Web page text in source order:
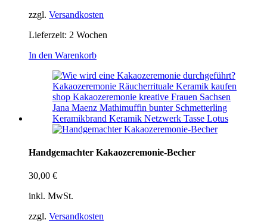
zzgl. Versandkosten
Lieferzeit: 2 Wochen
In den Warenkorb
Handgemachter Kakaozeremonie-Becher
30,00 €
inkl. MwSt.
zzgl. Versandkosten